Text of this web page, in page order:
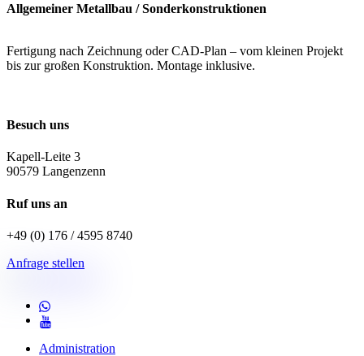
Allgemeiner Metallbau / Sonderkonstruktionen
Fertigung nach Zeichnung oder CAD-Plan – vom kleinen Projekt
bis zur großen Konstruktion. Montage inklusive.
Besuch uns
Kapell-Leite 3
90579 Langenzenn
Ruf uns an
+49 (0) 176 / 4595 8740
Anfrage stellen
Administration